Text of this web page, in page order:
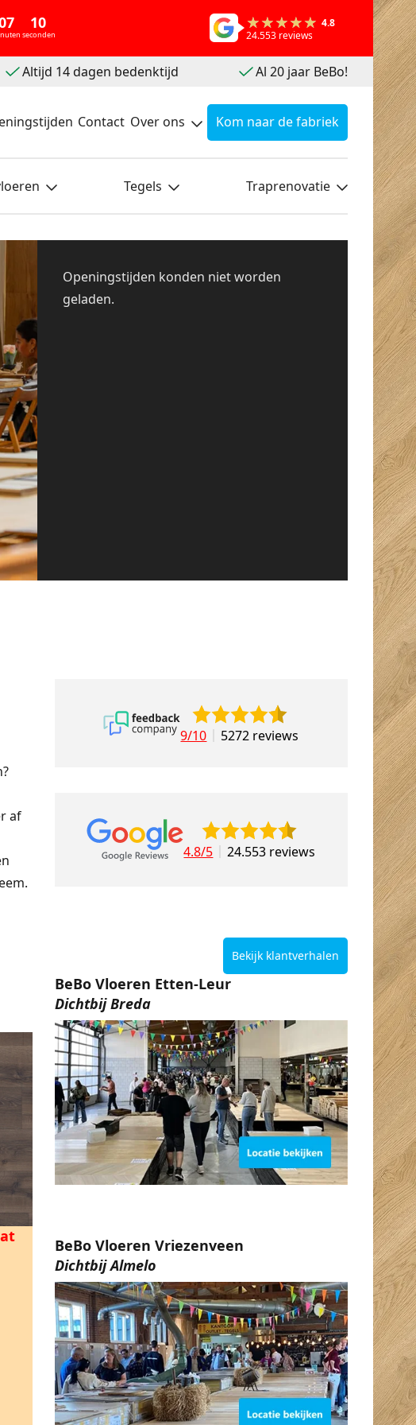
08
seconden
4.8
24.553 reviews
Altijd 14 dagen bedenktijd Al 20 jaar BeBo!
Contact Over ons Kom naar de fabriek
Tegels Traprenovatie
Openingstijden konden niet worden
geladen.
af
9/10 5272 reviews
4.8/5 24.553 reviews
Bekijk klantverhalen
BeBo Vloeren Etten-Leur
Dichtbij Breda
BeBo Vloeren Vriezenveen
Dichtbij Almelo